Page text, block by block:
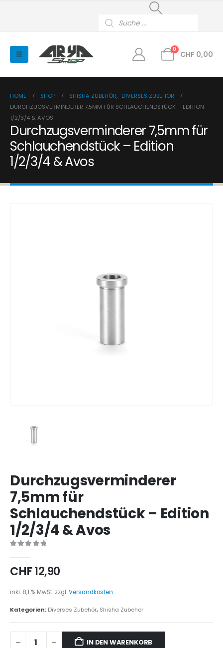
search
0
CHF 0,00
HOME SHOP SHISHA ZUBEHÖR, DIVERSES ZUBEHÖR
DURCHZUGSVERMINDERER 7,5MM FÜR SCHLAUCHENDSTÜCK – EDITION
1/2/3/4 & AVOS
Durchzugsverminderer 7,5mm für
Schlauchendstück – Edition
1/2/3/4 & Avos
Durchzugsverminderer
7,5mm für
Schlauchendstück – Edition
1/2/3/4 & Avos
CHF12,90
inkl. 8,1 % MwSt. zzgl.Versandkosten
Kategorien: Diverses Zubehör, Shisha Zubehör
IN DEN WARENKORB